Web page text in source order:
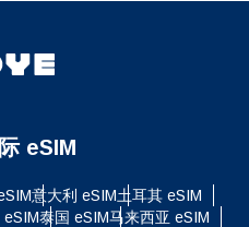
eSIM
意大利 eSIM土耳其 eSIM
eSIM泰国 eSIM马来西亚 eSIM